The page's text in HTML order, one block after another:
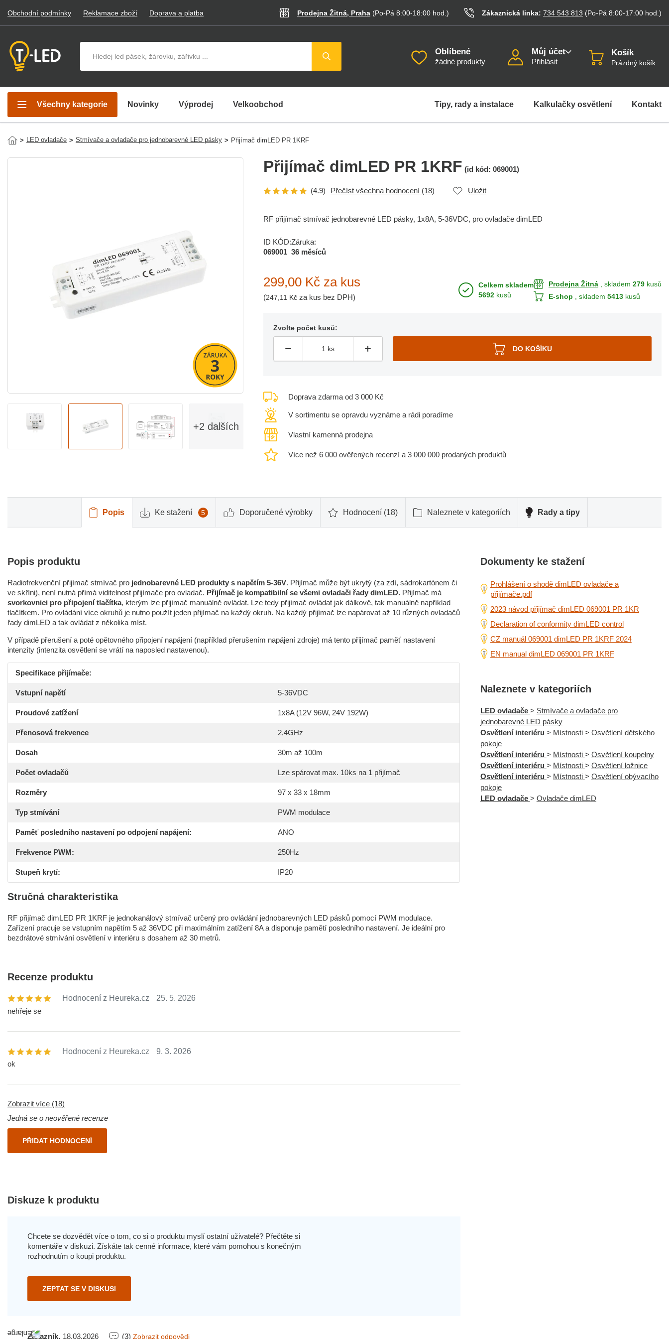
Obchodní podmínky Reklamace zboží Doprava a platba Prodejna Žitná, Praha (Po-Pá 8:00-18:00 hod. ) Zákaznická linka: 734 543 813 (Po-Pá 8:00-17:00 hod. )
Oblíbené
žádné produkty
Můj účet
Přihlásit
Košík
Prázdný košík
Všechny kategorie Novinky Výprodej Velkoobchod Tipy, rady a instalace Kalkulačky osvětlení Kontakt
> LED ovladače > Stmívače a ovladače pro jednobarevné LED pásky > Přijímač dimLED PR 1KRF
+2 dalších
Přijímač dimLED PR 1KRF (id kód: 069001)
(4.9) Přečíst všechna hodnocení (18) Uložit
RF přijímač stmívač jednobarevné LED pásky, 1x8A, 5-36VDC, pro ovladače dimLED
ID KÓD:
069001
Záruka:
36 měsíců
299,00 Kč za kus
(247,11 Kč za kus bez DPH)
Celkem skladem
5692 kusů
Prodejna Žitná , skladem 279 kusů
E-shop
, skladem 5413 kusů
Zvolte počet kusů:
Doprava zdarma od 3 000 Kč
V sortimentu se opravdu vyznáme a rádi poradíme
Vlastní kamenná prodejna
Více než 6 000 ověřených recenzí a 3 000 000 prodaných produktů
Popis Ke stažení 5 Doporučené výrobky Hodnocení (18) Naleznete v kategoriích Rady a tipy
Popis produktu
Radiofrekvenční přijímač stmívač pro jednobarevné LED produkty s napětím 5-36V. Přijímač může být ukrytý (za zdí, sádrokartónem či
ve skříni), není nutná přímá viditelnost přijímače pro ovladač. Přijímač je kompatibilní se všemi ovladači řady dimLED. Přijímač má
svorkovnici pro připojení tlačítka, kterým lze přijímač manuálně ovládat. Lze tedy přijímač ovládat jak dálkově, tak manuálně například
tlačítkem. Pro ovládání více okruhů je nutno použít jeden přijímač na každý okruh. Na každý přijímač lze napárovat až 10 různých ovladačů
řady dimLED a tak ovládat z několika míst.
V případě přerušení a poté opětovného připojení napájení (například přerušením napájení zdroje) má tento přijímač paměť nastavení
intenzity (intenzita osvětlení se vrátí na naposled nastavenou).
Specifikace přijímače:
Vstupní napětí 5-36VDC
Proudové zatížení 1x8A (12V 96W, 24V 192W)
Přenosová frekvence 2,4GHz
Dosah 30m až 100m
Počet ovladačů Lze spárovat max. 10ks na 1 přijímač
Rozměry 97 x 33 x 18mm
Typ stmívání PWM modulace
Paměť posledního nastavení po odpojení napájení: ANO
Frekvence PWM: 250Hz
Stupeň krytí: IP20
Stručná charakteristika
RF přijímač dimLED PR 1KRF je jednokanálový stmívač určený pro ovládání jednobarevných LED pásků pomocí PWM modulace.
Zařízení pracuje se vstupním napětím 5 až 36VDC při maximálním zatížení 8A a disponuje pamětí posledního nastavení. Je ideální pro
bezdrátové stmívání osvětlení v interiéru s dosahem až 30 metrů.
Recenze produktu
Hodnocení z Heureka.cz
25. 5. 2026
nehřeje se
Hodnocení z Heureka.cz
9. 3. 2026
ok
Zobrazit více (18)
Jedná se o neověřené recenze
PŘIDAT HODNOCENÍ
Diskuze k produktu
Chcete se dozvědět více o tom, co si o produktu myslí ostatní uživatelé? Přečtěte si
komentáře v diskuzi. Získáte tak cenné informace, které vám pomohou s konečným
rozhodnutím o koupi produktu.
ZEPTAT SE V DISKUSI
Zákazník, 18.03.2026 (3) Zobrazit odpovědi
Dokumenty ke stažení
Prohlášení o shodě dimLED ovladače a
přijímače.pdf
2023 návod přijímač dimLED 069001 PR 1KR
Declaration of conformity dimLED control
CZ manuál 069001 dimLED PR 1KRF 2024
EN manual dimLED 069001 PR 1KRF
Naleznete v kategoriích
LED ovladače > Stmívače a ovladače pro
jednobarevné LED pásky
Osvětlení interiéru > Místnosti > Osvětlení dětského
pokoje
Osvětlení interiéru > Místnosti > Osvětlení koupelny
Osvětlení interiéru > Místnosti > Osvětlení ložnice
Osvětlení interiéru > Místnosti > Osvětlení obývacího
pokoje
LED ovladače > Ovladače dimLED